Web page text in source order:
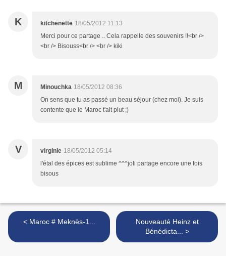
K kitchenette 18/05/2012 11:13
Merci pour ce partage .. Cela rappelle des souvenirs !!<br />
<br /> Bisouss<br /> <br /> kiki
M Minouchka 18/05/2012 08:36
On sens que tu as passé un beau séjour (chez moi). Je suis
contente que le Maroc t'ait plut ;)
V virginie 18/05/2012 05:14
l'étal des épices est sublime ^^^joli partage encore une fois
bisous
< Maroc # Meknès-1...
Nouveauté Heinz et
Bénédicta... >